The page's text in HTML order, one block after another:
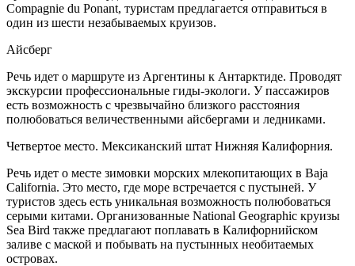
Compagnie du Ponant, туристам предлагается отправиться в
один из шести незабываемых круизов.
Айсберг
Речь идет о маршруте из Аргентины к Антарктиде. Проводят
экскурсии профессиональные гиды-экологи. У пассажиров
есть возможность с чрезвычайно близкого расстояния
полюбоваться величественными айсбергами и ледниками.
Четвертое место. Мексиканский штат Нижняя Калифорния.
Речь идет о месте зимовки морских млекопитающих в Baja
California. Это место, где море встречается с пустыней. У
туристов здесь есть уникальная возможность полюбоваться
серыми китами. Организованные National Geographic круизы
Sea Bird также предлагают поплавать в Калифорнийском
заливе с маской и побывать на пустынных необитаемых
островах.